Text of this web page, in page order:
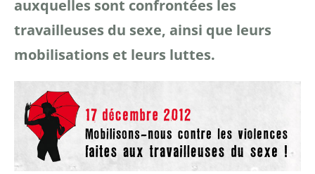
auxquelles sont confrontées les
travailleuses du sexe, ainsi que leurs
mobilisations et leurs luttes.